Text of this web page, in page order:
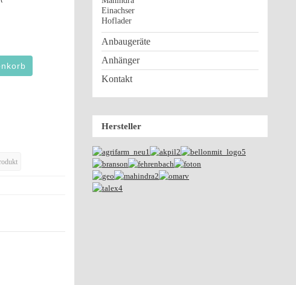
Einachser
Hoflader
Anbaugeräte
Anhänger
Kontakt
Hersteller